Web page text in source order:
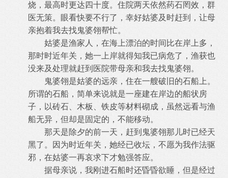
烧，最高时更达四十度。住院两天依然药石罔效，群
医无策。眼看快要不行了，幸好姑婆及时赶到，让母
亲抱着我去找鬼婆翎帮忙。
姑婆是渔家人，在海上漂泊的时间比在岸上多，
那时时近年关，她一上岸就得知我已病危了，渔获也
没来及处理就赶到医院带母亲和我去找鬼婆翎。
鬼婆翎是姑婆的远亲，住在一艘破旧的石船上。
所谓的石船，简单来说就是一座建在岸边的船状房
子，以砖石、木板、铁皮等材料砌成， 虽然远看与渔
船无异，但却是固定的，不能移动。
那天是除夕的前一天，赶到鬼婆翎那儿时已经天
黑了。因为时近年关，她经已收坛，不愿为我作法驱
邪，在姑婆一再哀求下才勉强答应。
据母亲说，我刚进石船时还昏昏欲睡，但是经过